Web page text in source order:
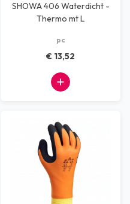
SHOWA 406 Waterdicht -
Thermo mt L
pc
€ 13,52